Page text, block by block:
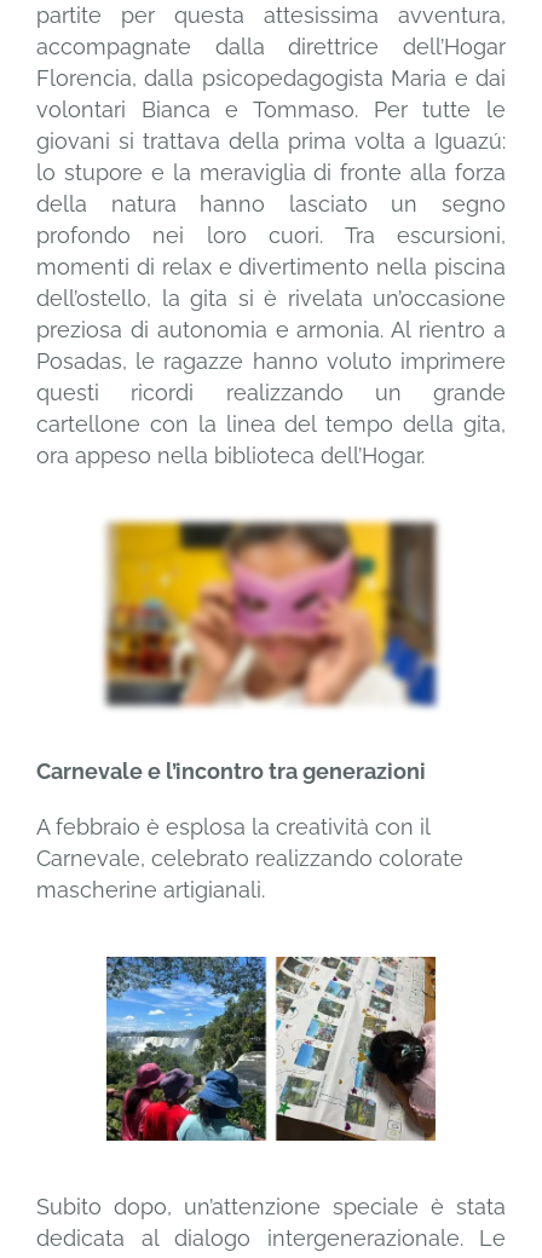
partite per questa attesissima avventura,
accompagnate dalla direttrice dell’Hogar
Florencia, dalla psicopedagogista Maria e dai
volontari Bianca e Tommaso. Per tutte le
giovani si trattava della prima volta a Iguazú:
lo stupore e la meraviglia di fronte alla forza
della natura hanno lasciato un segno
profondo nei loro cuori. Tra escursioni,
momenti di relax e divertimento nella piscina
dell’ostello, la gita si è rivelata un’occasione
preziosa di autonomia e armonia. Al rientro a
Posadas, le ragazze hanno voluto imprimere
questi ricordi realizzando un grande
cartellone con la linea del tempo della gita,
ora appeso nella biblioteca dell’Hogar.
Carnevale e l’incontro tra generazioni
A febbraio è esplosa la creatività con il
Carnevale, celebrato realizzando colorate
mascherine artigianali.
Subito dopo, un’attenzione speciale è stata
dedicata al dialogo intergenerazionale. Le